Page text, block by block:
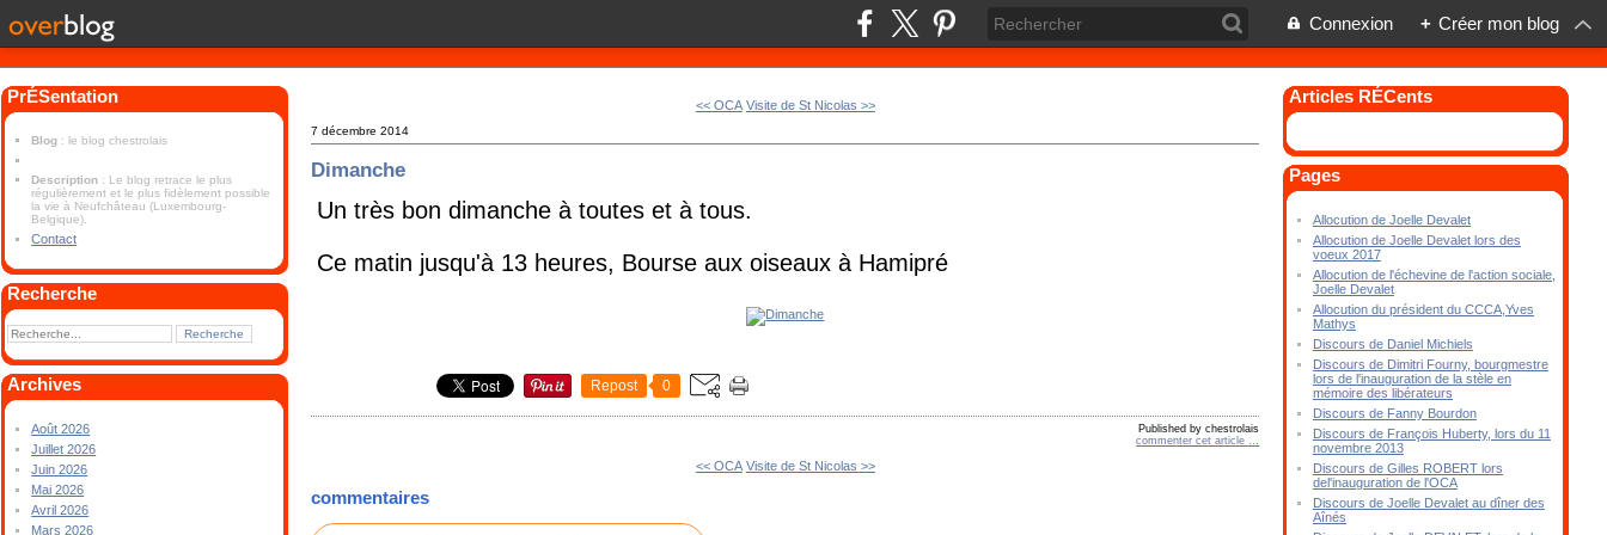
Connexion + Créer mon blog
PrÉSentation
Blog : le blog chestrolais
Description : Le blog retrace le plus
régulièrement et le plus fidèlement possible
la vie à Neufchâteau (Luxembourg-
Belgique).
Contact
Recherche
Archives
Août 2026
Juillet 2026
Juin 2026
Mai 2026
Avril 2026
Mars 2026
<< OCA Visite de St Nicolas >>
7 décembre 2014
Dimanche
Un très bon dimanche à toutes et à tous.
Ce matin jusqu'à 13 heures, Bourse aux oiseaux à Hamipré
Repost 0
Published by chestrolais
commenter cet article
<< OCA Visite de St Nicolas >>
commentaires
Articles RÉCents
Pages
Allocution de Joelle Devalet
Allocution de Joelle Devalet lors des
voeux 2017
Allocution de l'échevine de l'action sociale,
Joelle Devalet
Allocution du président du CCCA,Yves
Mathys
Discours de Daniel Michiels
Discours de Dimitri Fourny, bourgmestre
lors de l'inauguration de la stèle en
mémoire des libérateurs
Discours de Fanny Bourdon
Discours de François Huberty, lors du 11
novembre 2013
Discours de Gilles ROBERT lors
del'inauguration de l'OCA
Discours de Joelle Devalet au dîner des
Aînés